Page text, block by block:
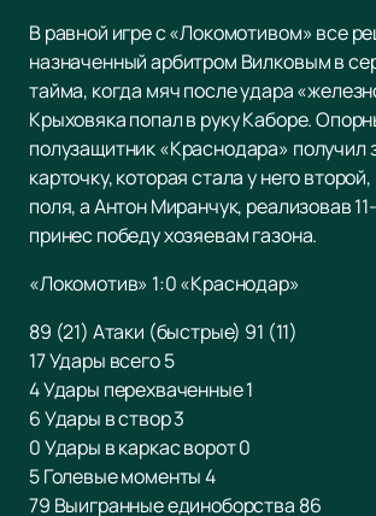
В равной игре с «Локомотивом» все
назначенный арбитром Вилковым в
тайма, когда мяч после удара
Крыховяка попал в руку Каборе.
полузащитник «Краснодара» получил
карточку, которая стала у него
поля, а Антон Миранчук, реализовав
принес победу хозяевам газона.
«Локомотив» 1:0 «Краснодар»
89 (21) Атаки (быстрые) 91 (11)
17 Удары всего 5
4 Удары перехваченные 1
6 Удары в створ 3
0 Удары в каркас ворот 0
5 Голевые моменты 4
79 Выигранные единоборства 86